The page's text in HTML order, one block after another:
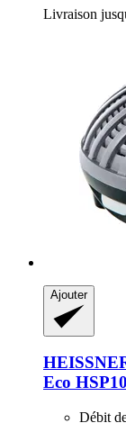
Livraison
Ajouter
Eco
Débit